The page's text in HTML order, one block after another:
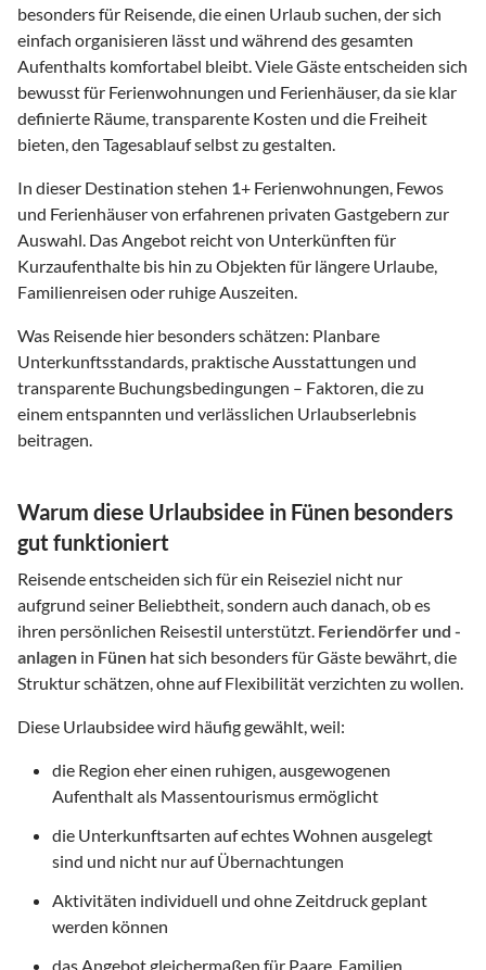
besonders für Reisende, die einen Urlaub suchen, der sich
einfach organisieren lässt und während des gesamten
Aufenthalts komfortabel bleibt. Viele Gäste entscheiden sich
bewusst für Ferienwohnungen und Ferienhäuser, da sie klar
definierte Räume, transparente Kosten und die Freiheit
bieten, den Tagesablauf selbst zu gestalten.
In dieser Destination stehen 1+ Ferienwohnungen, Fewos
und Ferienhäuser von erfahrenen privaten Gastgebern zur
Auswahl. Das Angebot reicht von Unterkünften für
Kurzaufenthalte bis hin zu Objekten für längere Urlaube,
Familienreisen oder ruhige Auszeiten.
Was Reisende hier besonders schätzen: Planbare
Unterkunftsstandards, praktische Ausstattungen und
transparente Buchungsbedingungen – Faktoren, die zu
einem entspannten und verlässlichen Urlaubserlebnis
beitragen.
Warum diese Urlaubsidee in Fünen besonders
gut funktioniert
Reisende entscheiden sich für ein Reiseziel nicht nur
aufgrund seiner Beliebtheit, sondern auch danach, ob es
ihren persönlichen Reisestil unterstützt. Feriendörfer und -
anlagen in Fünen hat sich besonders für Gäste bewährt, die
Struktur schätzen, ohne auf Flexibilität verzichten zu wollen.
Diese Urlaubsidee wird häufig gewählt, weil:
die Region eher einen ruhigen, ausgewogenen
Aufenthalt als Massentourismus ermöglicht
die Unterkunftsarten auf echtes Wohnen ausgelegt
sind und nicht nur auf Übernachtungen
Aktivitäten individuell und ohne Zeitdruck geplant
werden können
das Angebot gleichermaßen für Paare, Familien